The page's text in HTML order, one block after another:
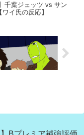
千葉ジェッツ vs サン
イ氏の反応】